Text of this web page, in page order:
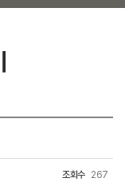
조회수 267